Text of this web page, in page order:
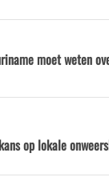
moet weten
op lokale